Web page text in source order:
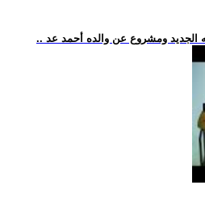
الجديد ومشروع عن والده أحمد عد